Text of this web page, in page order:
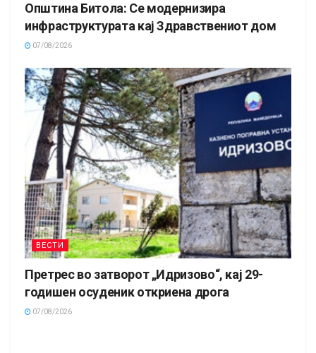
Општина Битола: Се модернизира
инфраструктурата кај Здравствениот дом
07/08/2026
ВЕСТИ
Претрес во затворот „Идризово“, кај 29-
годишен осуденик откриена дрога
07/08/2026